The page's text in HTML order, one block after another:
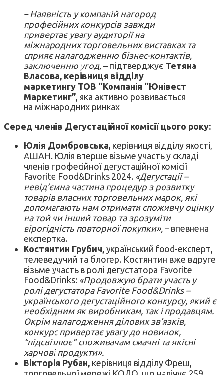
– Наявність у компаній нагород
професійних конкурсів завжди
привертає увагу аудиторії на
міжнародних торговельних виставках та
сприяє налагодженню бізнес-контактів,
заключенню угод, – підтверджує Тетяна
Власова, керівниця відділу
маркетингу ТОВ “Компанія “Юнівест
Маркетинг” , яка активно розвивається
на міжнародних ринках
Серед членів Дегустаційної комісії цього року:
Юлія Домбровська, керівниця відділу якості,
АШАН. Юлія вперше візьме участь у складі
членів професійної дегустаційної комісії
Favorite Food&Drinks 2024. «Дегустації –
невід’ємна частина процедур з розвитку
товарів власних торговельних марок, які
допомагають нам отримати споживчу оцінку
на той чи інший товар та зрозуміти
вірогідність повторної покупки», – впевнена
експертка.
Костянтин Грубич, український food-експерт,
телеведучий та блогер. Костянтин вже вдруге
візьме участь в ролі дегустатора Favorite
Food&Drinks: «Продовжую брати участь у
ролі дегустатора Favorite Food&Drinks –
українського дегустаційного конкурсу, який є
необхідним як виробникам, так і продавцям.
Окрім налагодження ділових зв’язків,
конкурс привертає увагу до новинок,
“підсвітлює” споживачам смачні та якісні
харчові продукти».
Вікторія Рубан, керівниця відділу Фреш,
торговельної мережі КОЛО, що налічує 259